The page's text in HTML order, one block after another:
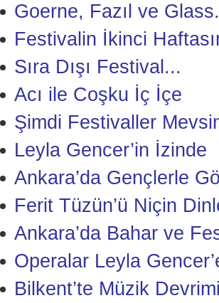
Goerne, Fazıl ve
Festivalin İkinci
Sıra Dışı Festival...
Acı ile Coşku İç İçe
Şimdi Festivaller
Leyla Gencer’in İzinde
Ankara’da Gençlerle
Ferit Tüzün’ü Niçin
Ankara’da Bahar ve
Operalar Leyla
Bilkent’te Müzik Devrimi